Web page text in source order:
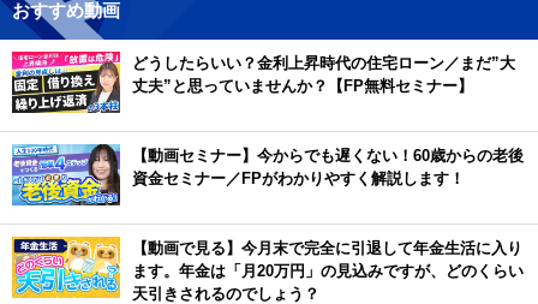
おすすめ動画
どうしたらいい？金利上昇時代の住宅ローン／まだ”大
丈夫”と思っていませんか？【FP無料セミナー】
【動画セミナー】今からでも遅くない！60歳からの老後
資金セミナー／FPがわかりやすく解説します！
【動画で見る】今月末で完全に引退して年金生活に入り
ます。年金は「月20万円」の見込みですが、どのくらい
天引きされるのでしょう？